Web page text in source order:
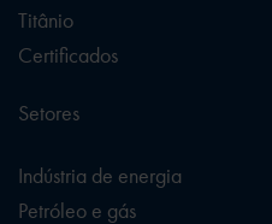
Titânio
Certificados
Setores
Indústria de energia
Petróleo e gás